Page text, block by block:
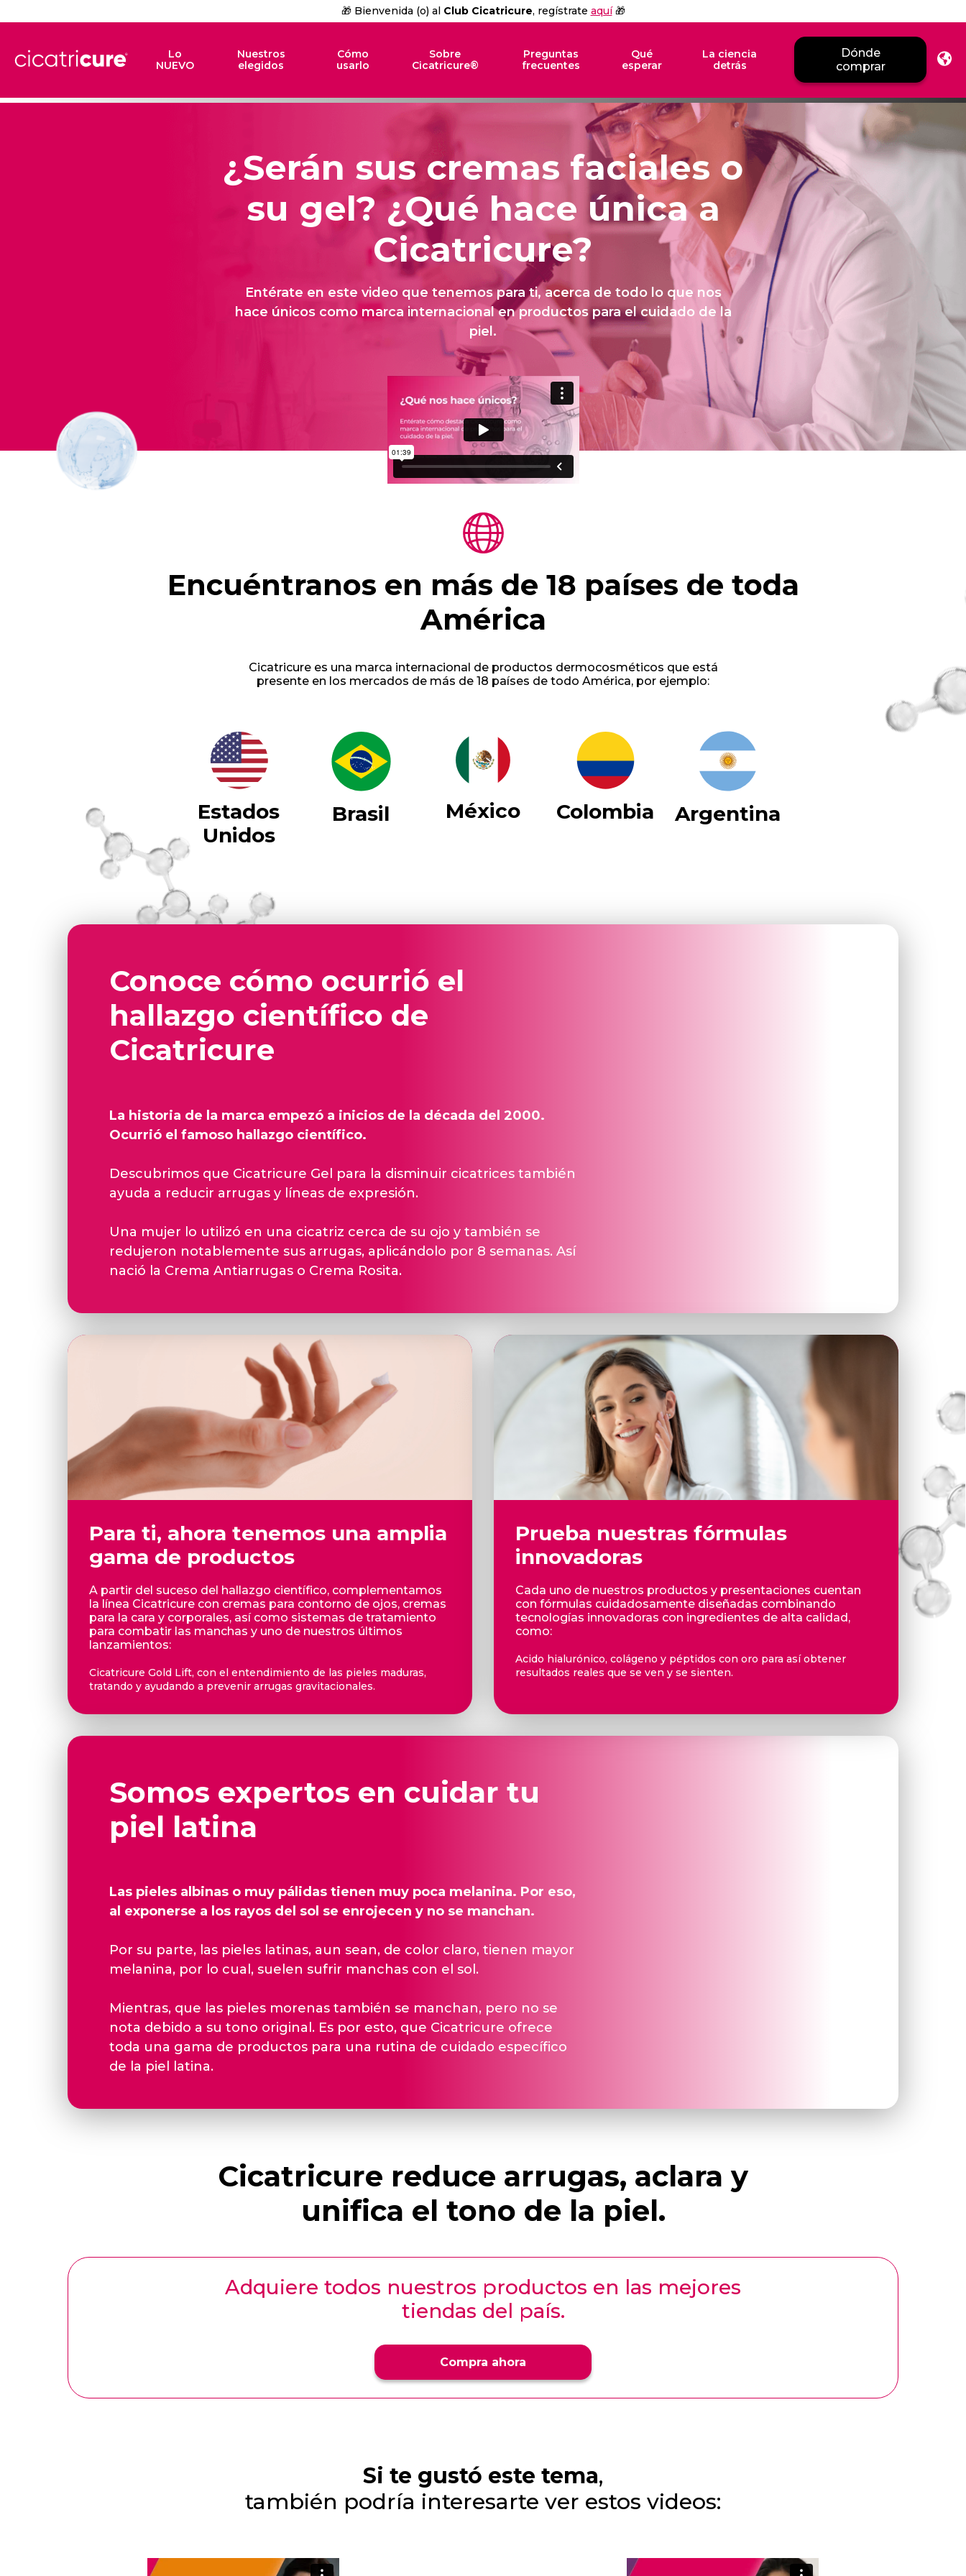
¿Serán sus cremas faciales o
su gel? ¿Qué hace única a
Cicatricure?
Entérate en este video que tenemos para ti, acerca de todo lo que nos
hace únicos como marca internacional en productos para el cuidado de la
piel.
🎁 Bienvenida (o) al Club Cicatricure, regístrate aquí🎁
Lo
NUEVO
Nuestros
elegidos
Cómo
usarlo
Sobre
Cicatricure®
Preguntas
frecuentes
Qué
esperar
La ciencia
detrás
Dónde
comprar
Encuéntranos en más de 18 países de toda
América
Cicatricure es una marca internacional de productos dermocosméticos que está
presente en los mercados de más de 18 países de todo América, por ejemplo:
Estados
Unidos
Brasil México Colombia Argentina
Conoce cómo ocurrió el
hallazgo científico de
Cicatricure
La historia de la marca empezó a inicios de la década del 2000.
Ocurrió el famoso hallazgo científico.
Descubrimos que Cicatricure Gel para la disminuir cicatrices también
ayuda a reducir arrugas y líneas de expresión.
Una mujer lo utilizó en una cicatriz cerca de su ojo y también se
redujeron notablemente sus arrugas, aplicándolo por 8 semanas. Así
nació la Crema Antiarrugas o Crema Rosita.
Para ti, ahora tenemos una amplia
gama de productos
A partir del suceso del hallazgo científico, complementamos
la línea Cicatricure con cremas para contorno de ojos, cremas
para la cara y corporales, así como sistemas de tratamiento
para combatir las manchas y uno de nuestros últimos
lanzamientos:
Cicatricure Gold Lift, con el entendimiento de las pieles maduras,
tratando y ayudando a prevenir arrugas gravitacionales.
Prueba nuestras fórmulas
innovadoras
Cada uno de nuestros productos y presentaciones cuentan
con fórmulas cuidadosamente diseñadas combinando
tecnologías innovadoras con ingredientes de alta calidad,
como:
Acido hialurónico, colágeno y péptidos con oro para así obtener
resultados reales que se ven y se sienten.
Somos expertos en cuidar tu
piel latina
Las pieles albinas o muy pálidas tienen muy poca melanina. Por eso,
al exponerse a los rayos del sol se enrojecen y no se manchan.
Por su parte, las pieles latinas, aun sean, de color claro, tienen mayor
melanina, por lo cual, suelen sufrir manchas con el sol.
Mientras, que las pieles morenas también se manchan, pero no se
nota debido a su tono original. Es por esto, que Cicatricure ofrece
toda una gama de productos para una rutina de cuidado específico
de la piel latina.
Cicatricure reduce arrugas, aclara y
unifica el tono de la piel.
Adquiere todos nuestros productos en las mejores
tiendas del país.
Compra ahora
Si te gustó este tema,
también podría interesarte ver estos videos: